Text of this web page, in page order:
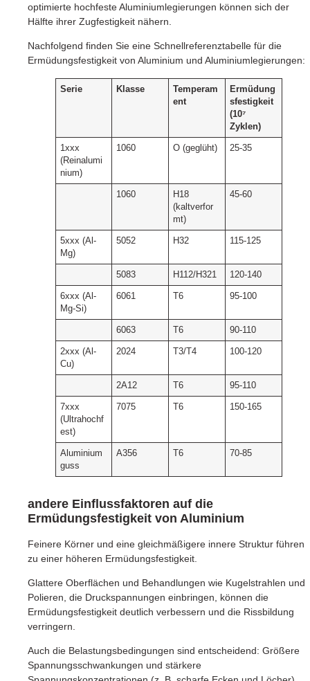
optimierte hochfeste Aluminiumlegierungen können sich der
Hälfte ihrer Zugfestigkeit nähern.
Nachfolgend finden Sie eine Schnellreferenztabelle für die
Ermüdungsfestigkeit von Aluminium und Aluminiumlegierungen:
Serie Klasse
Temperam
ent
Ermüdung
sfestigkeit
(10⁷
Zyklen)
1xxx
(Reinalumi
nium)
1060 O (geglüht) 25-35
1060
H18
(kaltverfor
mt)
45-60
5xxx (Al-
Mg)
5052 H32 115-125
5083 H112/H321 120-140
6xxx (Al-
Mg-Si)
6061 T6 95-100
6063 T6 90-110
2xxx (Al-
Cu)
2024 T3/T4 100-120
2A12 T6 95-110
7xxx
(Ultrahochf
est)
7075 T6 150-165
Aluminium
guss
A356 T6 70-85
andere Einflussfaktoren auf die
Ermüdungsfestigkeit von Aluminium
Feinere Körner und eine gleichmäßigere innere Struktur führen
zu einer höheren Ermüdungsfestigkeit.
Glattere Oberflächen und Behandlungen wie Kugelstrahlen und
Polieren, die Druckspannungen einbringen, können die
Ermüdungsfestigkeit deutlich verbessern und die Rissbildung
verringern.
Auch die Belastungsbedingungen sind entscheidend: Größere
Spannungsschwankungen und stärkere